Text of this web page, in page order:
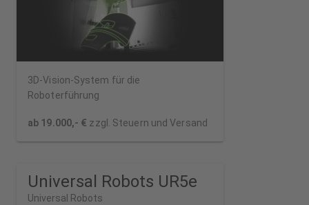
3D-Vision-System für die
Roboterführung
ab 19.000,- € zzgl. Steuern und Versand
Universal Robots UR5e
Universal Robots